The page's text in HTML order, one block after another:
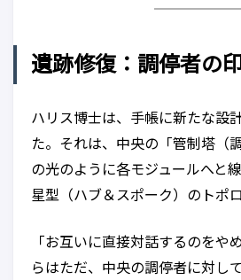
遺跡修復：調停者の
ハリス博士は、手帳に新たな設
た。それは、中央の「管制塔（
の光のように各モジュールへと
星型（ハブ＆スポーク）のトポ
「お互いに直接対話するのをや
らはただ、中央の調停者に対し